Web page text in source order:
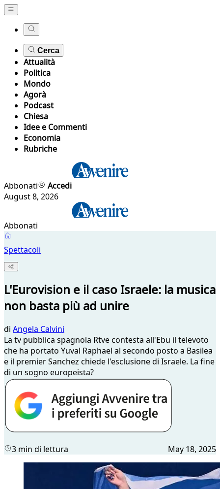
Cerca
Attualità
Politica
Mondo
Agorà
Podcast
Chiesa
Idee e Commenti
Economia
Rubriche
Abbonati
Accedi
August 8, 2026
Abbonati
Spettacoli
L'Eurovision e il caso Israele: la musica
non basta più ad unire
di Angela Calvini
La tv pubblica spagnola Rtve contesta all'Ebu il televoto
che ha portato Yuval Raphael al secondo posto a Basilea
e il premier Sanchez chiede l'esclusione di Israele. La fine
di un sogno europeista?
3 min di lettura May 18, 2025